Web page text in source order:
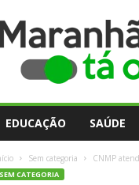
EDUCAÇÃO SAÚDE
Sem categoria CNMP
SEM CATEGORIA